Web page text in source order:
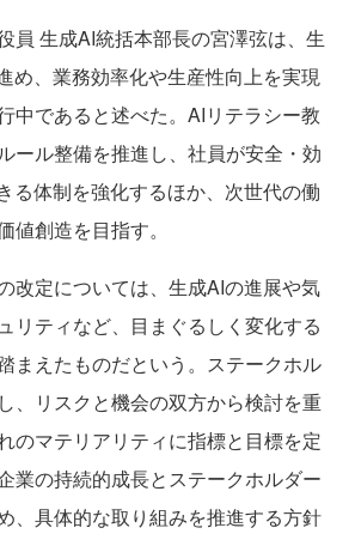
員 生成AI統括本部長の宮澤弦は、生
め、業務効率化や生産性向上を実現
中であると述べた。AIリテラシー教
ール整備を推進し、社員が安全・効
る体制を強化するほか、次世代の働
値創造を目指す。
改定については、生成AIの進展や気
リティなど、目まぐるしく変化する
まえたものだという。ステークホル
、リスクと機会の双方から検討を重
のマテリアリティに指標と目標を定
業の持続的成長とステークホルダー
、具体的な取り組みを推進する方針